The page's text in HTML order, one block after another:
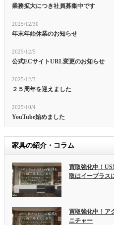
業務拡大につき社員募集中です
2025/12/30
年末年始休業のお知らせ
2025/12/5
公式ECサイトURL変更のお知らせ
2025/12/3
２５周年を迎えました
2025/10/4
YouTube始めました
家具の紹介・コラム
買取強化中！
取はイープラス
買取強化中！ア
ニチャー